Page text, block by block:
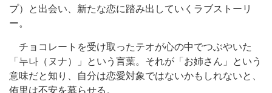
プ）と出会い、新たな恋に踏み出していくラブストーリ
ー。
チョコレートを受け取ったテオが心の中でつぶやいた
「누나（ヌナ）」という言葉。それが「お姉さん」という
意味だと知り、自分は恋愛対象ではないかもしれないと、
侑里は不安を募らせる。